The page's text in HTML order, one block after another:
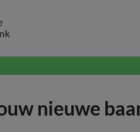
nieuwe